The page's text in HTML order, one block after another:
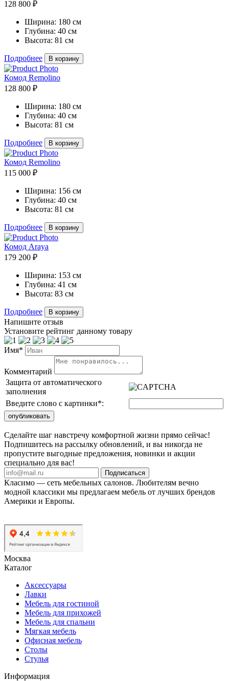
128 800 ₽
Ширина: 180 см
Глубина: 40 см
Высота: 81 см
Подробнее В корзину
Комод Remolino
128 800 ₽
Ширина: 180 см
Глубина: 40 см
Высота: 81 см
Подробнее В корзину
Комод Remolino
115 000 ₽
Ширина: 156 см
Глубина: 40 см
Высота: 81 см
Подробнее В корзину
Комод Araya
179 200 ₽
Ширина: 153 см
Глубина: 41 см
Высота: 83 см
Подробнее В корзину
Напишите отзыв
Установите рейтинг данному товару
Имя*
Комментарий
Защита от автоматического
заполнения
Введите слово с картинки*:
Сделайте шаг навстречу комфортной жизни прямо сейчас!
Подпишитесь на рассылку обновлений, и вы никогда не
пропустите выгодные предложения, новинки и акции
специально для вас!
Подписаться
Класимо — cеть мебельных салонов. Любителям вечно
модной классики мы предлагаем мебель от лучших брендов
Америки и Европы.
Москва
Каталог
Аксессуары
Лавки
Мебель для гостиной
Мебель для прихожей
Мебель для спальни
Мягкая мебель
Офисная мебель
Столы
Стулья
Информация